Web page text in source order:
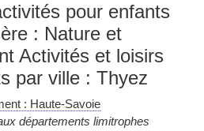
pour enfants
: Nature et
Activités et loisirs
par ville : Thyez
: Haute-Savoie
départements limitrophes